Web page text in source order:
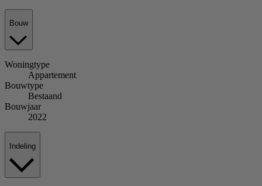
Bouw
Woningtype
Appartement
Bouwtype
Bestaand
Bouwjaar
2022
Indeling